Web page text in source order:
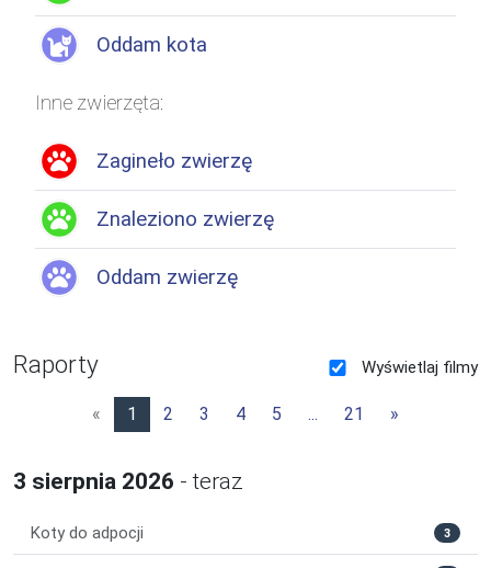
Oddam kota
Inne zwierzęta:
Zagineło zwierzę
Znaleziono zwierzę
Oddam zwierzę
Raporty Wyświetlaj filmy
« 1 2 3 4 5 ... 21 »
3 sierpnia 2026 -teraz
Koty do adpocji 3